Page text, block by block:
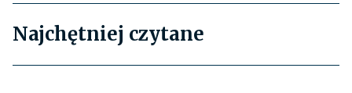
Najchętniej czytane